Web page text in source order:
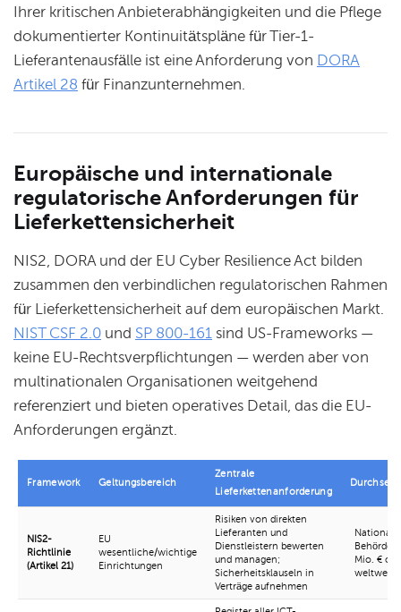
Ihrer kritischen Anbieterabhängigkeiten und die Pflege
dokumentierter Kontinuitätspläne für Tier-1-
Lieferantenausfälle ist eine Anforderung von DORA
Artikel 28 für Finanzunternehmen.
Europäische und internationale
regulatorische Anforderungen für
Lieferkettensicherheit
NIS2, DORA und der EU Cyber Resilience Act bilden
zusammen den verbindlichen regulatorischen Rahmen
für Lieferkettensicherheit auf dem europäischen Markt.
NIST CSF 2.0 und SP 800-161 sind US-Frameworks —
keine EU-Rechtsverpflichtungen — werden aber von
multinationalen Organisationen weitgehend
referenziert und bieten operatives Detail, das die EU-
Anforderungen ergänzt.
Framework Geltungsbereich
Zentrale
Lieferkettenanforderung
NIS2-
Richtlinie
(Artikel 21)
EU
wesentliche/wichtige
Einrichtungen
Risiken von direkten
Lieferanten und
Dienstleistern bewerten
und managen;
Sicherheitsklauseln in
Verträge aufnehmen
Nationale
Mio. €